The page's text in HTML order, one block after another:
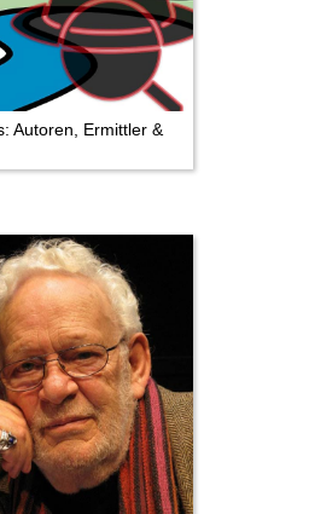
Autoren, Ermittler &